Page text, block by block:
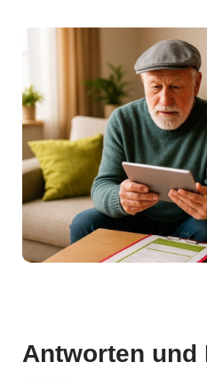
Antworten und